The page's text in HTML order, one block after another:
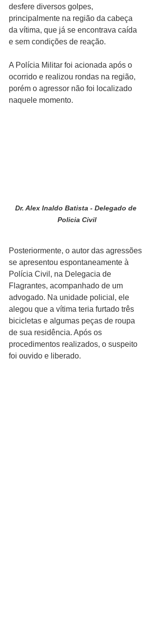
desfere diversos golpes,
principalmente na região da cabeça
da vítima, que já se encontrava caída
e sem condições de reação.
A Polícia Militar foi acionada após o
ocorrido e realizou rondas na região,
porém o agressor não foi localizado
naquele momento.
Dr. Alex Inaldo Batista - Delegado de
Policia Civil
Posteriormente, o autor das agressões
se apresentou espontaneamente à
Polícia Civil, na Delegacia de
Flagrantes, acompanhado de um
advogado. Na unidade policial, ele
alegou que a vítima teria furtado três
bicicletas e algumas peças de roupa
de sua residência. Após os
procedimentos realizados, o suspeito
foi ouvido e liberado.